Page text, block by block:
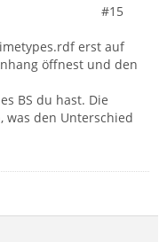
#15
erst auf
öffnest und den
BS du hast. Die
was den Unterschied